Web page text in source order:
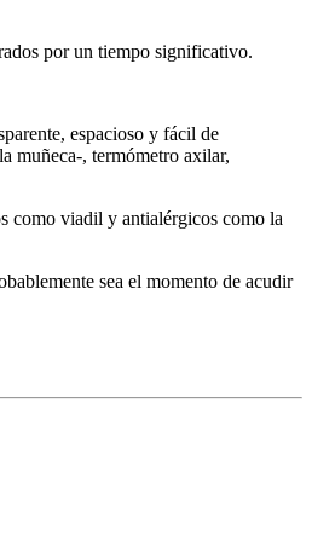
por un tiempo significativo.
espacioso y fácil de
muñeca-, termómetro axilar,
como viadil y antialérgicos como la
sea el momento de acudir